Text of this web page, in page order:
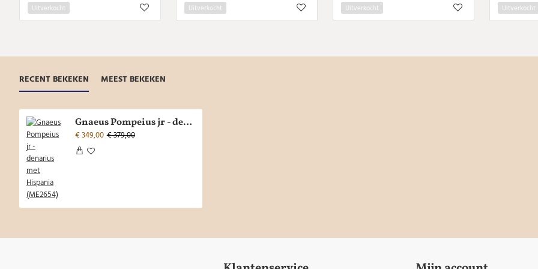
Uitverkocht Uitverkocht Uitverkocht Uitverkocht
RECENT BEKEKEN MEEST BEKEKEN
Gnaeus Pompeius jr - denarius met Hispania (ME2654)
€ 349,00 € 379,00